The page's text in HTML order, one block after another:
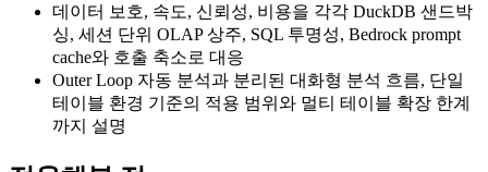
데이터 보호, 속도, 신뢰성, 비용을 각각 DuckDB 샌드박
싱, 세션 단위 OLAP 상주, SQL 투명성, Bedrock prompt
cache와 호출 축소로 대응
Outer Loop 자동 분석과 분리된 대화형 분석 흐름, 단일
테이블 환경 기준의 적용 범위와 멀티 테이블 확장 한계
까지 설명